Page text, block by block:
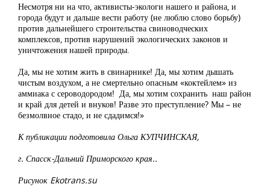
Несмотря ни на что, активисты-экологи нашего и района, и
города будут и дальше вести работу (не люблю слово борьбу)
против дальнейшего строительства свиноводческих
комплексов, против нарушений экологических законов и
уничтожения нашей природы.
Да, мы не хотим жить в свинарнике! Да, мы хотим дышать
чистым воздухом, а не смертельно опасным «коктейлем» из
аммиака с сероводородом! Да, мы хотим сохранить наш район
и край для детей и внуков! Разве это преступление? Мы – не
безмолвное стадо, и не сдадимся!»
К публикации подготовила Ольга КУПЧИНСКАЯ,
г. Спасск-Дальний Приморского края..
Рисунок Ekotrans.su